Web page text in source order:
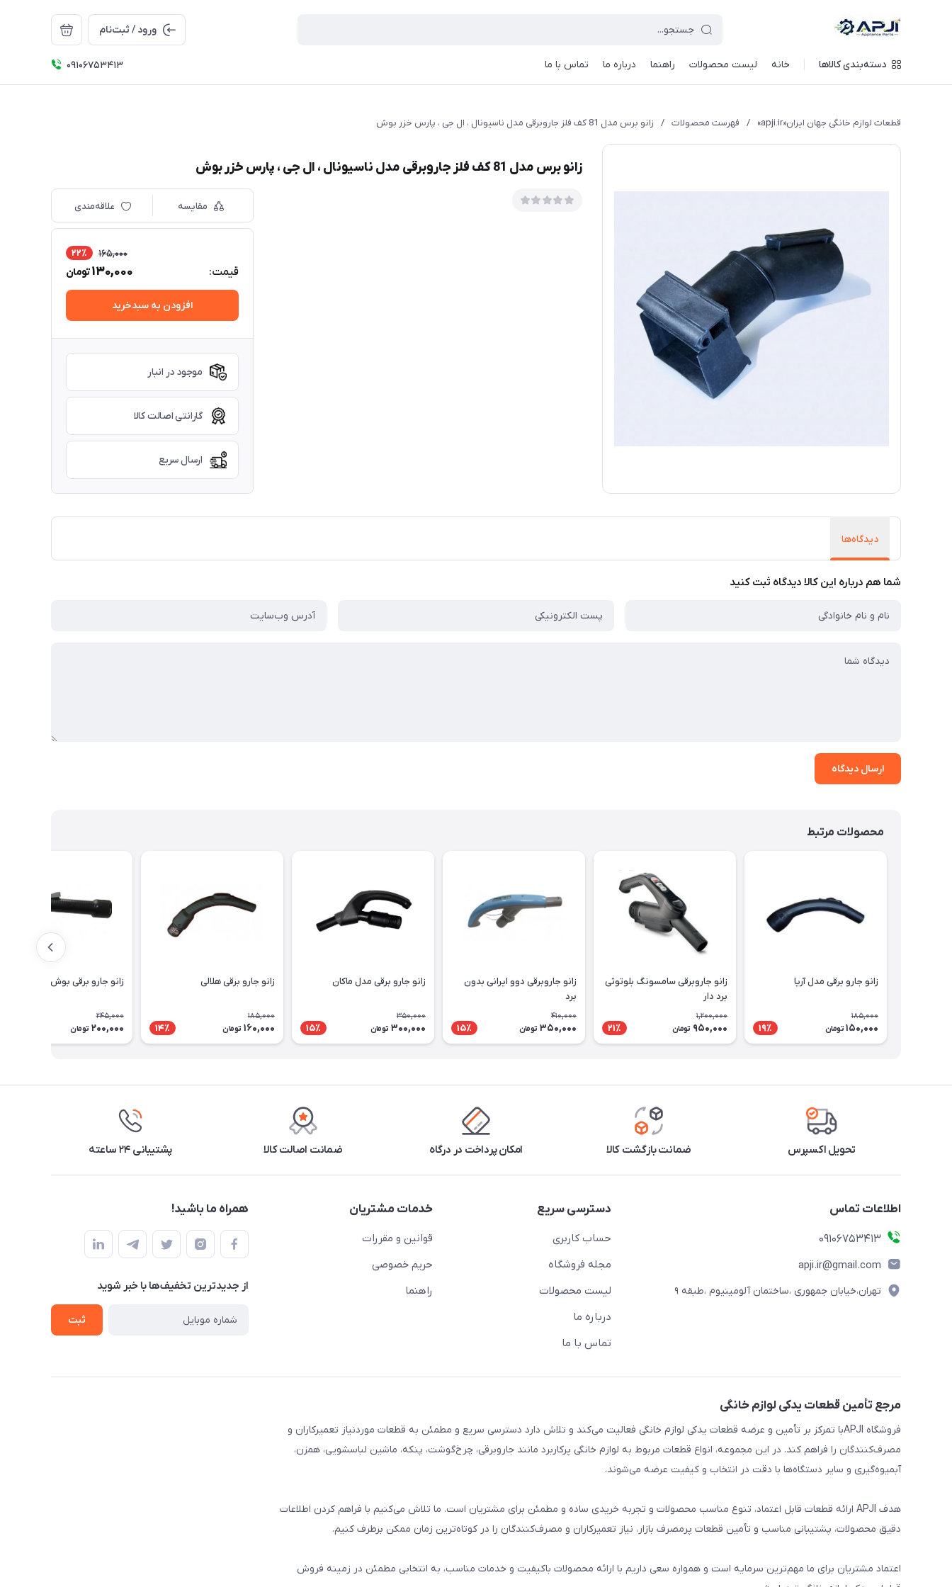
ورود / ثبت‌نام
دسته‌بندی کالاها خانه لیست محصولات راهنما درباره ما تماس با ما 09106753413
قطعات لوازم خانگی جهان ایران«apji.ir» / فهرست محصولات / زانو برس مدل 81 کف فلز جاروبرقی مدل ناسیونال ، ال جی ، پارس خزر بوش
زانو برس مدل 81 کف فلز جاروبرقی مدل ناسیونال ، ال جی ، پارس خزر بوش
مقایسه علاقه‌مندی
قیمت:
165,000 22٪
130,000تومان
افزودن به سبدخرید
موجود در انبار
گارانتی اصالت کالا
ارسال سریع
دیدگاه‌ها
شما هم درباره این کالا دیدگاه ثبت کنید
ارسال دیدگاه
محصولات مرتبط
زانو جارو برقی مدل آریا
185,000
150,000 تومان 19٪
زانو جاروبرقی سامسونگ بلوتوثی
برد دار
1,200,000
950,000 تومان 21٪
زانو جاروبرقی دوو ایرانی بدون
برد
410,000
350,000 تومان 15٪
زانو جارو برقی مدل ماکان
350,000
300,000 تومان 15٪
زانو جارو برقی هلالی
185,000
160,000 تومان 14٪
زانو جارو برقی بوش ایران
245,000
200,000 تومان
تحویل اکسپرس ضمانت بازگشت کالا امکان پرداخت در درگاه ضمانت اصالت کالا پشتیبانی ۲۴ ساعته
اطلاعات تماس
09106753413
apji.ir@gmail.com
تهران،خیابان جمهوری ،ساختمان آلومینیوم ،طبقه ۹
دسترسی سریع
حساب کاربری
مجله فروشگاه
لیست محصولات
درباره ما
تماس با ما
خدمات مشتریان
قوانین و مقررات
حریم خصوصی
راهنما
همراه ما باشید!
از جدید‌ترین تخفیف‌ها با‌ خبر شوید
ثبت
مرجع تأمین قطعات یدکی لوازم خانگی
فروشگاه APJIبا تمرکز بر تأمین و عرضه قطعات یدکی لوازم خانگی فعالیت می‌کند و تلاش دارد دسترسی سریع و مطمئن به قطعات موردنیاز تعمیرکاران و
مصرف‌کنندگان را فراهم کند. در این مجموعه، انواع قطعات مربوط به لوازم خانگی پرکاربرد مانند جاروبرقی، چرخ‌گوشت، پنکه، ماشین لباسشویی، همزن،
آبمیوه‌گیری و سایر دستگاه‌ها با دقت در انتخاب و کیفیت عرضه می‌شوند.
هدف APJI ارائه قطعات قابل اعتماد، تنوع مناسب محصولات و تجربه خریدی ساده و مطمئن برای مشتریان است. ما تلاش می‌کنیم با فراهم کردن اطلاعات
دقیق محصولات، پشتیبانی مناسب و تأمین قطعات پرمصرف بازار، نیاز تعمیرکاران و مصرف‌کنندگان را در کوتاه‌ترین زمان ممکن برطرف کنیم.
اعتماد مشتریان برای ما مهم‌ترین سرمایه است و همواره سعی داریم با ارائه محصولات باکیفیت و خدمات مناسب، به انتخابی مطمئن در زمینه فروش